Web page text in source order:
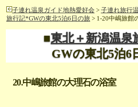
子連れ温泉ガイド地熱愛好会 > 子連れ旅行
旅行記*GWの東北5泊6日の旅> 1-20中嶋旅館
■東北＋新潟温泉
GWの東北5泊6
20.中嶋旅館の大理石の浴室